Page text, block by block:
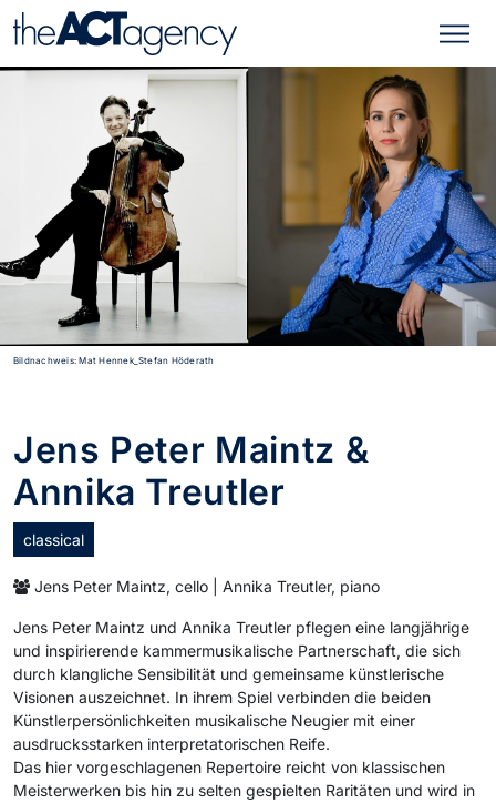
Bildnachweis: Mat Hennek_Stefan Höderath
Jens Peter Maintz &
Annika Treutler
classical
Jens Peter Maintz, cello | Annika Treutler, piano
Jens Peter Maintz und Annika Treutler pflegen eine langjährige
und inspirierende kammermusikalische Partnerschaft, die sich
durch klangliche Sensibilität und gemeinsame künstlerische
Visionen auszeichnet. In ihrem Spiel verbinden die beiden
Künstlerpersönlichkeiten musikalische Neugier mit einer
ausdrucksstarken interpretatorischen Reife.
Das hier vorgeschlagenen Repertoire reicht von klassischen
Meisterwerken bis hin zu selten gespielten Raritäten und wird in